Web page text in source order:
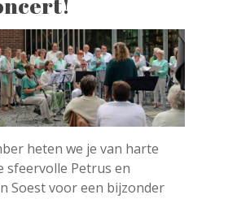
heten we je van harte
sfeervolle Petrus en
Soest voor een bijzonder